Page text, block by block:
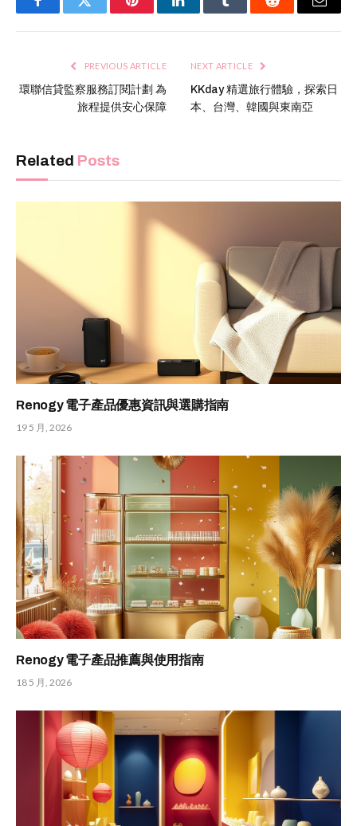
FacebookTwitter PinterestLinkedInTumblr Reddit Email
PREVIOUS ARTICLE
環聯信貸監察服務訂閱計劃 為
旅程提供安心保障
NEXT ARTICLE
KKday 精選旅行體驗，探索日
本、台灣、韓國與東南亞
Related Posts
Renogy 電子產品優惠資訊與選購指南
19 5 月, 2026
Renogy 電子產品推薦與使用指南
18 5 月, 2026